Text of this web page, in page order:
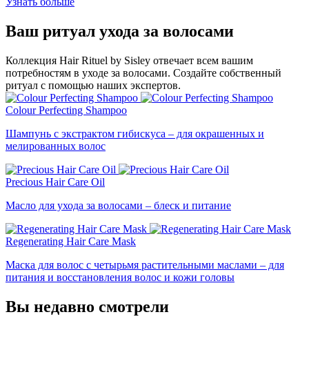
Ваш ритуал ухода за волосами
Коллекция Hair Rituel by Sisley отвечает всем вашим
потребностям в уходе за волосами. Создайте собственный
ритуал с помощью наших экспертов.
Colour Perfecting Shampoo
Шампунь с экстрактом гибискуса – для окрашенных и
мелированных волос
Precious Hair Care Oil
Масло для ухода за волосами – блеск и питание
Regenerating Hair Care Mask
Маска для волос с четырьмя растительными маслами – для
питания и восстановления волос и кожи головы
Вы недавно смотрели